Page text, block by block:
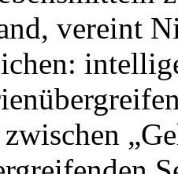
vereint